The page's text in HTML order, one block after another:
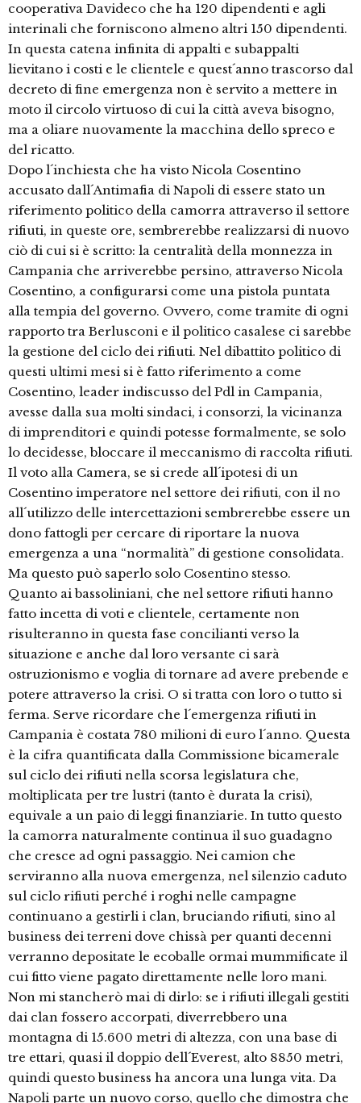
cooperativa Davideco che ha 120 dipendenti e agli
interinali che forniscono almeno altri 150 dipendenti.
In questa catena infinita di appalti e subappalti
lievitano i costi e le clientele e quest´anno trascorso dal
decreto di fine emergenza non è servito a mettere in
moto il circolo virtuoso di cui la città aveva bisogno,
ma a oliare nuovamente la macchina dello spreco e
del ricatto.
Dopo l´inchiesta che ha visto Nicola Cosentino
accusato dall´Antimafia di Napoli di essere stato un
riferimento politico della camorra attraverso il settore
rifiuti, in queste ore, sembrerebbe realizzarsi di nuovo
ciò di cui si è scritto: la centralità della monnezza in
Campania che arriverebbe persino, attraverso Nicola
Cosentino, a configurarsi come una pistola puntata
alla tempia del governo. Ovvero, come tramite di ogni
rapporto tra Berlusconi e il politico casalese ci sarebbe
la gestione del ciclo dei rifiuti. Nel dibattito politico di
questi ultimi mesi si è fatto riferimento a come
Cosentino, leader indiscusso del Pdl in Campania,
avesse dalla sua molti sindaci, i consorzi, la vicinanza
di imprenditori e quindi potesse formalmente, se solo
lo decidesse, bloccare il meccanismo di raccolta rifiuti.
Il voto alla Camera, se si crede all´ipotesi di un
Cosentino imperatore nel settore dei rifiuti, con il no
all´utilizzo delle intercettazioni sembrerebbe essere un
dono fattogli per cercare di riportare la nuova
emergenza a una “normalità” di gestione consolidata.
Ma questo può saperlo solo Cosentino stesso.
Quanto ai bassoliniani, che nel settore rifiuti hanno
fatto incetta di voti e clientele, certamente non
risulteranno in questa fase concilianti verso la
situazione e anche dal loro versante ci sarà
ostruzionismo e voglia di tornare ad avere prebende e
potere attraverso la crisi. O si tratta con loro o tutto si
ferma. Serve ricordare che l´emergenza rifiuti in
Campania è costata 780 milioni di euro l´anno. Questa
è la cifra quantificata dalla Commissione bicamerale
sul ciclo dei rifiuti nella scorsa legislatura che,
moltiplicata per tre lustri (tanto è durata la crisi),
equivale a un paio di leggi finanziarie. In tutto questo
la camorra naturalmente continua il suo guadagno
che cresce ad ogni passaggio. Nei camion che
serviranno alla nuova emergenza, nel silenzio caduto
sul ciclo rifiuti perché i roghi nelle campagne
continuano a gestirli i clan, bruciando rifiuti, sino al
business dei terreni dove chissà per quanti decenni
verranno depositate le ecoballe ormai mummificate il
cui fitto viene pagato direttamente nelle loro mani.
Non mi stancherò mai di dirlo: se i rifiuti illegali gestiti
dai clan fossero accorpati, diverrebbero una
montagna di 15.600 metri di altezza, con una base di
tre ettari, quasi il doppio dell´Everest, alto 8850 metri,
quindi questo business ha ancora una lunga vita. Da
Napoli parte un nuovo corso, quello che dimostra che